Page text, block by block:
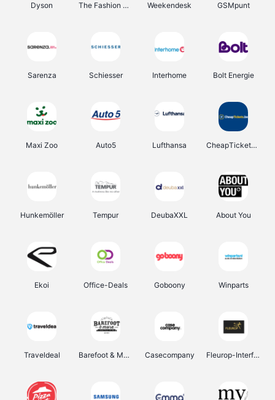
Dyson The Fashion Store Weekendesk GSMpunt
Sarenza Schiesser Interhome Bolt Energie
Maxi Zoo Auto5 Lufthansa CheapTickets.be
Hunkemöller Tempur DeubaXXL About You
Ekoi Office-Deals Goboony Winparts
Traveldeal Barefoot & More Casecompany Fleurop-Interflora